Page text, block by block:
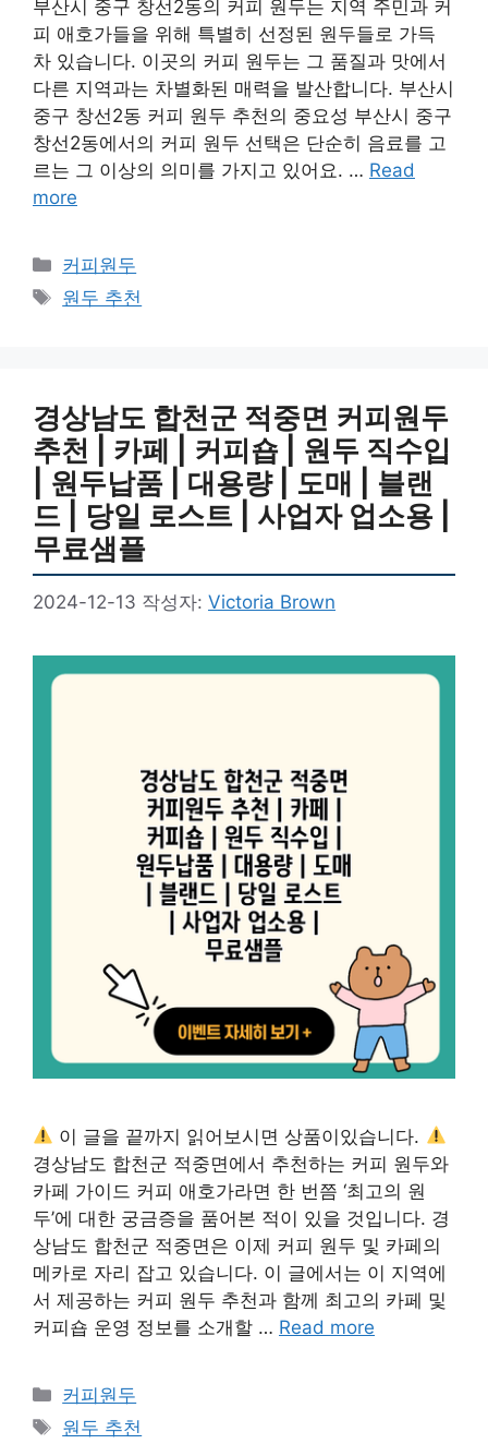
부산시 중구 창선2동의 커피 원두는 지역 주민과 커
피 애호가들을 위해 특별히 선정된 원두들로 가득
차 있습니다. 이곳의 커피 원두는 그 품질과 맛에서
다른 지역과는 차별화된 매력을 발산합니다. 부산시
중구 창선2동 커피 원두 추천의 중요성 부산시 중구
창선2동에서의 커피 원두 선택은 단순히 음료를 고
르는 그 이상의 의미를 가지고 있어요. … Read
more
카
테
커피원두
태
원두 추천
경상남도 합천군 적중면 커피원두
추천 | 카페 | 커피숍 | 원두 직수입
| 원두납품 | 대용량 | 도매 | 블랜
드 | 당일 로스트 | 사업자 업소용 |
무료샘플
2024-12-13 작성자: Victoria Brown
이 글을 끝까지 읽어보시면 상품이있습니다.
경상남도 합천군 적중면에서 추천하는 커피 원두와
카페 가이드 커피 애호가라면 한 번쯤 ‘최고의 원
두’에 대한 궁금증을 품어본 적이 있을 것입니다. 경
상남도 합천군 적중면은 이제 커피 원두 및 카페의
메카로 자리 잡고 있습니다. 이 글에서는 이 지역에
서 제공하는 커피 원두 추천과 함께 최고의 카페 및
커피숍 운영 정보를 소개할 … Read more
카
테
커피원두
태
원두 추천